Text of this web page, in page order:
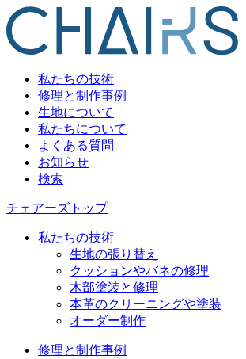
私たちの技術
修理と制作事例
生地について
私たちについて
よくある質問
お知らせ
検索
チェアーズトップ
私たちの技術
生地の張り替え
クッションやバネの修理
木部塗装と修理
本革のクリーニングや塗装
オーダー制作
修理と制作事例